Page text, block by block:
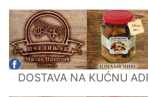
DOSTAVA NA KUĆNU